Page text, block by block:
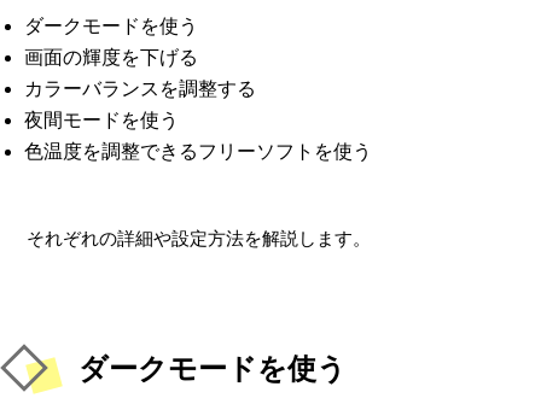
ダークモードを使う
画面の輝度を下げる
カラーバランスを調整する
夜間モードを使う
色温度を調整できるフリーソフトを使う
それぞれの詳細や設定方法を解説します。
ダークモードを使う